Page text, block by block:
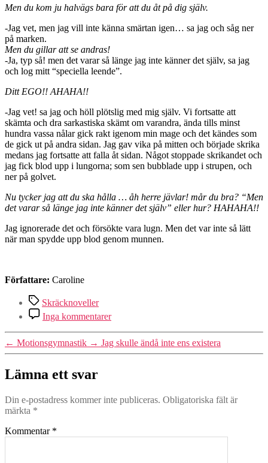
Men du kom ju halvägs bara för att du åt på dig själv.
-Jag vet, men jag vill inte känna smärtan igen… sa jag och såg ner
på marken.
Men du gillar att se andras!
-Ja, typ så! men det varar så länge jag inte känner det själv, sa jag
och log mitt “speciella leende”.
Ditt EGO!! AHAHA!!
-Jag vet! sa jag och höll plötslig med mig själv. Vi fortsatte att
skämta och dra sarkastiska skämt om varandra, ända tills minst
hundra vassa nålar gick rakt igenom min mage och det kändes som
de gick ut på andra sidan. Jag gav vika på mitten och började skrika
medans jag fortsatte att falla åt sidan. Något stoppade skrikandet och
jag fick blod upp i lungorna; som sen bubblade upp i strupen, och
ner på golvet.
Nu tycker jag att du ska hålla … åh herre jävlar! mår du bra? “Men
det varar så länge jag inte känner det själv” eller hur? HAHAHA!!
Jag ignorerade det och försökte vara lugn. Men det var inte så lätt
när man spydde upp blod genom munnen.
Författare: Caroline
EtiketterSkräcknoveller
Inga kommentarertill
Vi
Äter
Alla
Olika
← Motionsgymnastik → Jag skulle ändå inte ens existera
Lämna ett svar
Din e-postadress kommer inte publiceras. Obligatoriska fält är
märkta *
Kommentar *